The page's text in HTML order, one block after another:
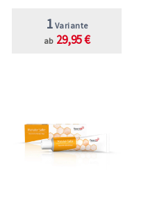
1 Variante
ab 29,95 €